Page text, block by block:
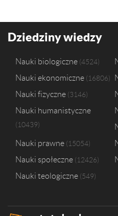
Dziedziny wiedzy
Nauki biologiczne 4524
Nauki ekonomiczne 16806
Nauki fizyczne 3146
Nauki humanistyczne
10439
Nauki prawne 15054
Nauki społeczne 12426
Nauki teologiczne 549